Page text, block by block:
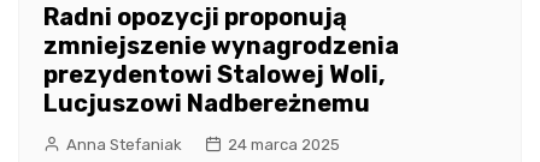
Radni opozycji proponują
zmniejszenie wynagrodzenia
prezydentowi Stalowej Woli,
Lucjuszowi Nadbereżnemu
Anna Stefaniak 24 marca 2025